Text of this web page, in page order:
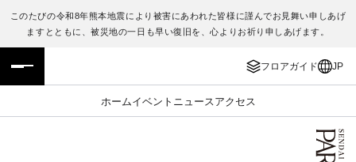
このたびの令和8年熊本地震により被害にあわれた皆様に謹んでお見舞い申しあげ
ますとともに、被災地の一日も早い復旧を、心よりお祈り申しあげます。
フロアガイド JP
ホームイベント ニュース アクセス
フロアガイド
施設案内・アクセス
ENGLISH
繁体字